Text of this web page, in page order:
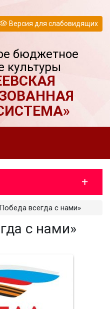
Версия для слабовидящих
бюджетное
культуры
всегда с нами»
с нами»